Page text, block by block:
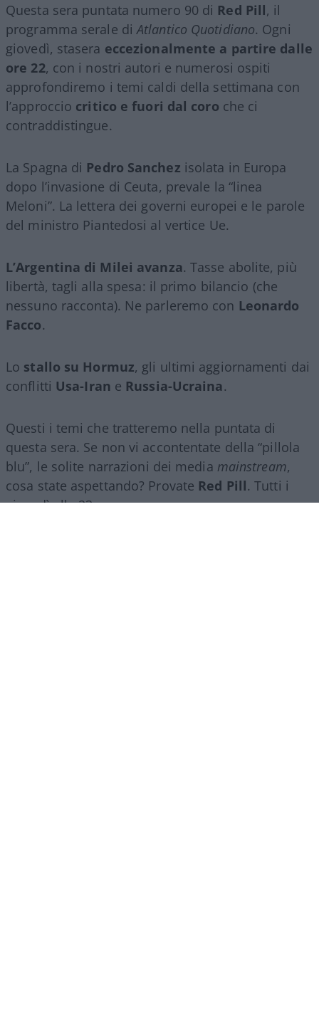
Questa sera puntata numero 90 di Red Pill, il
programma serale diAtlantico Quotidiano. Ogni
giovedì, stasera eccezionalmente a partire dalle
ore 22, con i nostri autori e numerosi ospiti
approfondiremo i temi caldi della settimana con
l’approccio critico e fuori dal coro che ci
contraddistingue.
La Spagna di Pedro Sanchez isolata in Europa
dopo l’invasione di Ceuta, prevale la “linea
Meloni”. La lettera dei governi europei e le parole
del ministro Piantedosi al vertice Ue.
L’Argentina di Milei avanza. Tasse abolite, più
libertà, tagli alla spesa: il primo bilancio (che
nessuno racconta). Ne parleremo con Leonardo
Facco.
Lo stallo su Hormuz, gli ultimi aggiornamenti dai
conflitti Usa-Iran e Russia-Ucraina.
Questi i temi che tratteremo nella puntata di
questa sera. Se non vi accontentate della “pillola
blu”, le solite narrazioni dei media mainstream,
cosa state aspettando? Provate Red Pill. Tutti i
giovedì alle 23